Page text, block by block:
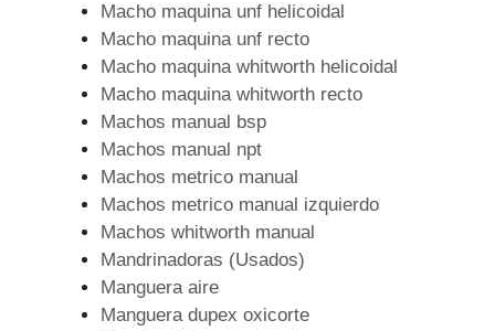
Macho maquina unf helicoidal
Macho maquina unf recto
Macho maquina whitworth helicoidal
Macho maquina whitworth recto
Machos manual bsp
Machos manual npt
Machos metrico manual
Machos metrico manual izquierdo
Machos whitworth manual
Mandrinadoras (Usados)
Manguera aire
Manguera dupex oxicorte